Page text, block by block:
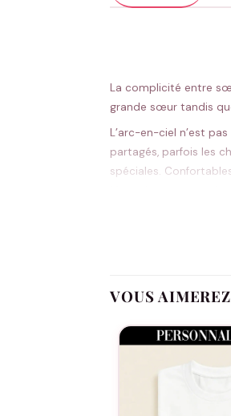
La complicité entre
grande sœur tandis
L’arc-en-ciel n’est
partagés, parfois les
spéciales.
Coupe unisexe
Large choix de
Résiste
VOUS